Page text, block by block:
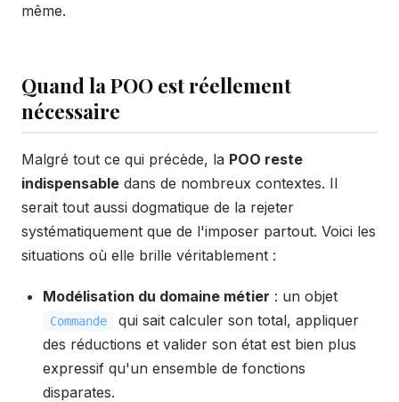
même.
Quand la POO est réellement
nécessaire
Malgré tout ce qui précède, la POO reste
indispensable dans de nombreux contextes. Il
serait tout aussi dogmatique de la rejeter
systématiquement que de l'imposer partout. Voici les
situations où elle brille véritablement :
Modélisation du domaine métier : un objet
Commande
qui sait calculer son total, appliquer
des réductions et valider son état est bien plus
expressif qu'un ensemble de fonctions
disparates.